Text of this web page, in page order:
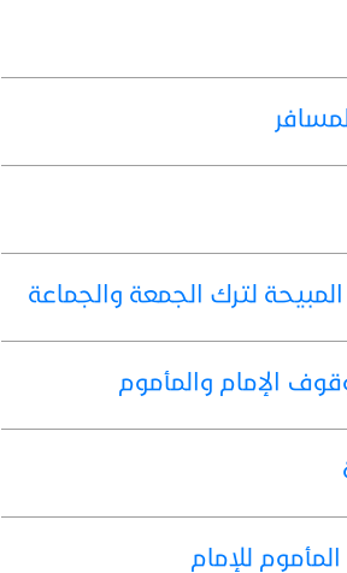
لترك الجمعة والجماعة
الإمام والمأموم
للإمام